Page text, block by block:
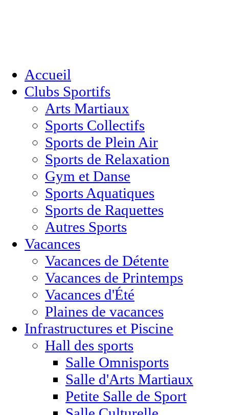
Accueil
Clubs Sportifs
Arts Martiaux
Sports Collectifs
Sports de Plein Air
Sports de Relaxation
Gym et Danse
Sports Aquatiques
Sports de Raquettes
Autres Sports
Vacances
Vacances de Détente
Vacances de Printemps
Vacances d'Été
Plaines de vacances
Infrastructures et Piscine
Hall des sports
Salle Omnisports
Salle d'Arts Martiaux
Petite Salle de Sport